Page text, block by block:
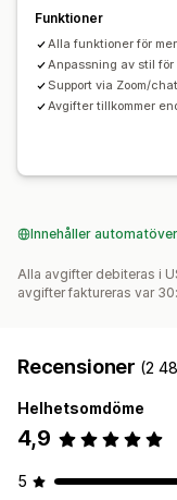
Analysverktyg
Klickfrekvenser
Rekommendation
Funktioner
Alla funktioner för
Anpassning av stil
Support via Zoom/
Avgifter tillkommer
Innehåller
Alla avgifter debiteras i
avgifter faktureras var
Recensioner (2
Helhetsomdöme
4,9
5